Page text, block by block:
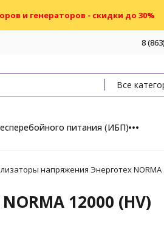
и генераторов - скидки до 30%
8
Все
питания (ИБП)
напряжения Энерготех NORMA
12000 (HV)